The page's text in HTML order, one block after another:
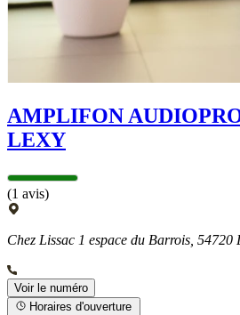
AMPLIFON
LEXY
(1 avis)
Chez Lissac 1 espace du Barrois, 54720
Voir le numéro
Horaires d'ouverture